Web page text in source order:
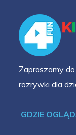
Zapraszamy
rozrywki dla
GDZIE